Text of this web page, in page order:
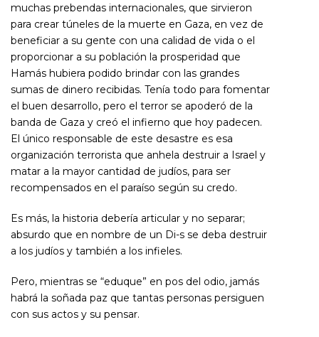
muchas prebendas internacionales, que sirvieron
para crear túneles de la muerte en Gaza, en vez de
beneficiar a su gente con una calidad de vida o el
proporcionar a su población la prosperidad que
Hamás hubiera podido brindar con las grandes
sumas de dinero recibidas. Tenía todo para fomentar
el buen desarrollo, pero el terror se apoderó de la
banda de Gaza y creó el infierno que hoy padecen.
El único responsable de este desastre es esa
organización terrorista que anhela destruir a Israel y
matar a la mayor cantidad de judíos, para ser
recompensados en el paraíso según su credo.
Es más, la historia debería articular y no separar;
absurdo que en nombre de un Di-s se deba destruir
a los judíos y también a los infieles.
Pero, mientras se “eduque” en pos del odio, jamás
habrá la soñada paz que tantas personas persiguen
con sus actos y su pensar.